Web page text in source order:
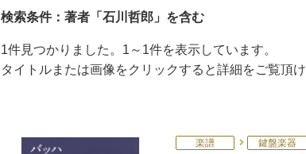
検索条件：著者「石川哲郎」を含む
1件見つかりました。 1～1件を表示しています。
タイトルまたは画像をクリックすると詳細をご覧頂け
楽譜 鍵盤楽器